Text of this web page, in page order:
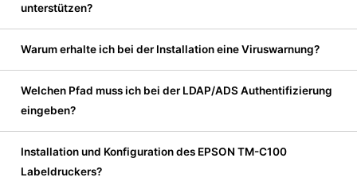
unterstützen?
Warum erhalte ich bei der Installation eine Viruswarnung?
Welchen Pfad muss ich bei der LDAP/ADS Authentifizierung
eingeben?
Installation und Konfiguration des EPSON TM-C100
Labeldruckers?